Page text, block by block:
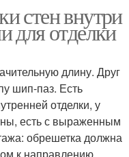
стен внутри
для отделки
длину. Друг
шип-паз. Есть
отделки, у
есть с выраженным
обрешетка должна